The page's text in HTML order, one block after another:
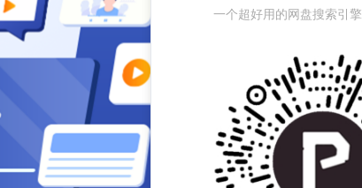
一个超好用的网盘搜索引擎